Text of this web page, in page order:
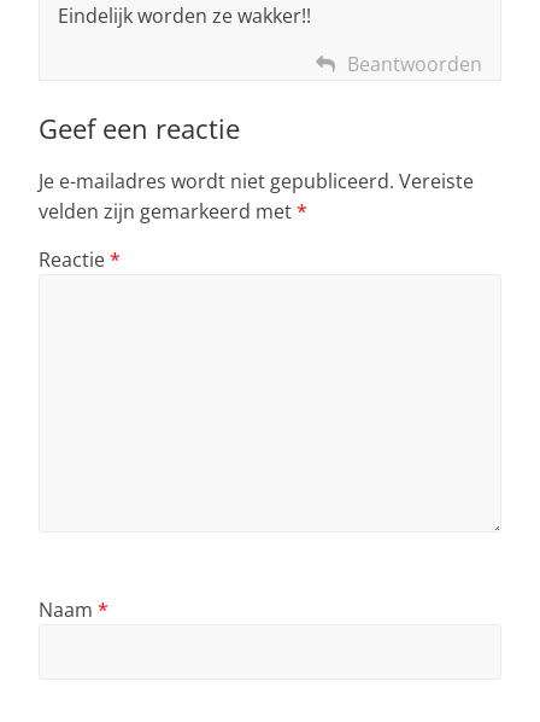
Eindelijk worden ze wakker!!
Beantwoorden
Geef een reactie
Je e-mailadres wordt niet gepubliceerd. Vereiste
velden zijn gemarkeerd met*
Reactie*
Naam *